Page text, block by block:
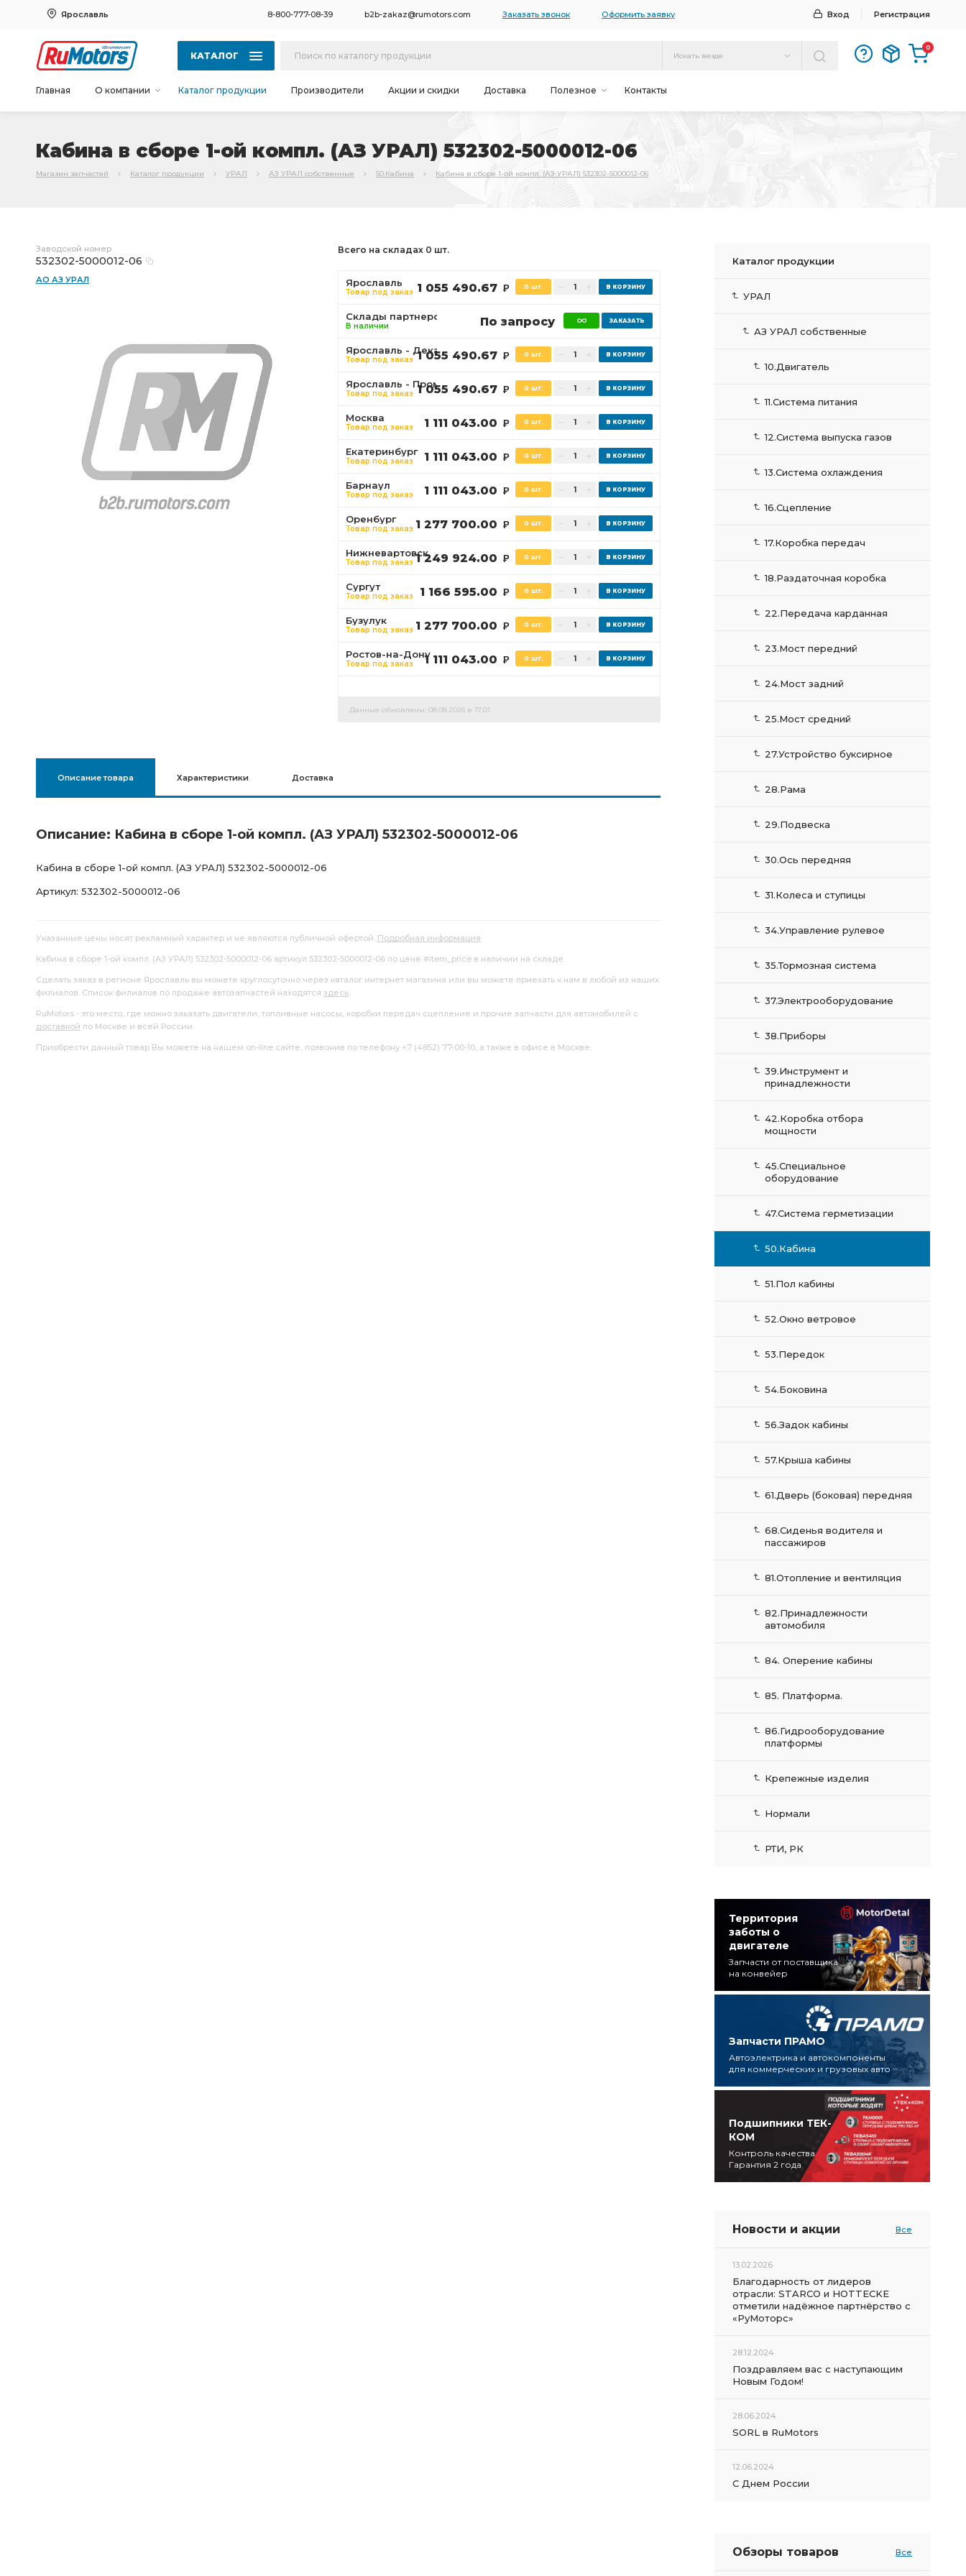
Ярославль 8-800-777-08-39 b2b-zakaz@rumotors.com Заказать звонок Оформить заявку Вход Регистрация
КАТАЛОГ Искать везде
0
Главная О компании Каталог продукции Производители Акции и скидки Доставка Полезное Контакты
Кабина в сборе 1-ой компл. (АЗ УРАЛ) 532302-5000012-06
Магазин запчастей Каталог продукции УРАЛ АЗ УРАЛ собственные 50.Кабина Кабина в сборе 1-ой компл. (АЗ УРАЛ) 532302-5000012-06
Заводской номер
532302-5000012-06
АО АЗ УРАЛ
Всего на складах 0 шт.
Ярославль
Товар под заказ 1 055 490.67 Р 0 шт.
Склады партнеров
В наличии По запросу
Ярославль - Декабристов
Товар под заказ 1 055 490.67 Р 0 шт.
Ярославль - Промышленная
Товар под заказ 1 055 490.67 Р 0 шт.
Москва
Товар под заказ 1 111 043.00 Р 0 шт.
Екатеринбург
Товар под заказ 1 111 043.00 Р 0 шт.
Барнаул
Товар под заказ 1 111 043.00 Р 0 шт.
Оренбург
Товар под заказ 1 277 700.00 Р 0 шт.
Нижневартовск
Товар под заказ 1 249 924.00 Р 0 шт.
Сургут
Товар под заказ 1 166 595.00 Р 0 шт.
Бузулук
Товар под заказ 1 277 700.00 Р 0 шт.
Ростов-на-Дону
Товар под заказ 1 111 043.00 Р 0 шт.
Данные обновлены: 08.08.2026 в 17:01
Описание товара Характеристики Доставка
Описание: Кабина в сборе 1-ой компл. (АЗ УРАЛ) 532302-5000012-06
Кабина в сборе 1-ой компл. (АЗ УРАЛ) 532302-5000012-06
Артикул: 532302-5000012-06
Указанные цены носят рекламный характер и не являются публичной офертой. Подробная информация
Кабина в сборе 1-ой компл. (АЗ УРАЛ) 532302-5000012-06 артикул 532302-5000012-06 по цене #item_price в наличии на складе.
Сделать заказ в регионе Ярославль вы можете круглосуточно через каталог интернет магазина или вы можете приехать к нам в любой из наших
филиалов. Список филиалов по продаже автозапчастей находятся здесь.
RuMotors - это место, где можно заказать двигатели, топливные насосы, коробки передач сцепление и прочие запчасти для автомобилей с
доставкой по Москве и всей России.
Приобрести данный товар Вы можете на нашем on-line сайте, позвонив по телефону +7 (4852) 77-00-10, а также в офисе в Москве.
Каталог продукции
УРАЛ
АЗ УРАЛ собственные
10.Двигатель
11.Система питания
12.Система выпуска газов
13.Система охлаждения
16.Сцепление
17.Коробка передач
18.Раздаточная коробка
22.Передача карданная
23.Мост передний
24.Мост задний
25.Мост средний
27.Устройство буксирное
28.Рама
29.Подвеска
30.Ось передняя
31.Колеса и ступицы
34.Управление рулевое
35.Тормозная система
37.Электрооборудование
38.Приборы
39.Инструмент и
принадлежности
42.Коробка отбора
мощности
45.Специальное
оборудование
47.Система герметизации
50.Кабина
51.Пол кабины
52.Окно ветровое
53.Передок
54.Боковина
56.Задок кабины
57.Крыша кабины
61.Дверь (боковая) передняя
68.Сиденья водителя и
пассажиров
81.Отопление и вентиляция
82.Принадлежности
автомобиля
84. Оперение кабины
85. Платформа.
86.Гидрооборудование
платформы
Крепежные изделия
Нормали
РТИ, РК
Территория
заботы о
двигателе
Запчасти от поставщика
на конвейер
Запчасти ПРАМО
Автоэлектрика и автокомпоненты
для коммерческих и грузовых авто
Подшипники ТЕК-
КОМ
Контроль качества
Гарантия 2 года
Новости и акции Все
13.02.2026
Благодарность от лидеров
отрасли: STARCO и HOTTECKE
отметили надёжное партнёрство с
«РуМоторс»
28.12.2024
Поздравляем вас с наступающим
Новым Годом!
28.06.2024
SORL в RuMotors
12.06.2024
С Днем России
Обзоры товаров Все